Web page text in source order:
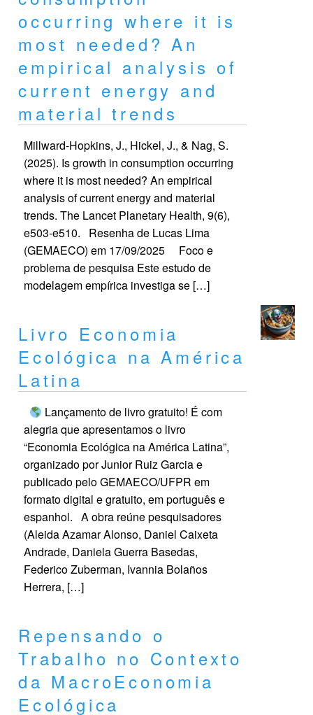
occurring where it is
most needed? An
empirical analysis of
current energy and
material trends
Millward-Hopkins, J., Hickel, J., & Nag, S.
(2025). Is growth in consumption occurring
where it is most needed? An empirical
analysis of current energy and material
trends. The Lancet Planetary Health, 9(6),
e503-e510. Resenha de Lucas Lima
(GEMAECO) em 17/09/2025 Foco e
problema de pesquisa Este estudo de
modelagem empírica investiga se […]
Livro Economia
Ecológica na América
Latina
Lançamento de livro gratuito! É com
alegria que apresentamos o livro
“Economia Ecológica na América Latina”,
organizado por Junior Ruiz Garcia e
publicado pelo GEMAECO/UFPR em
formato digital e gratuito, em português e
espanhol. A obra reúne pesquisadores
(Aleida Azamar Alonso, Daniel Caixeta
Andrade, Daniela Guerra Basedas,
Federico Zuberman, Ivannia Bolaños
Herrera, […]
Repensando o
Trabalho no Contexto
da MacroEconomia
Ecológica